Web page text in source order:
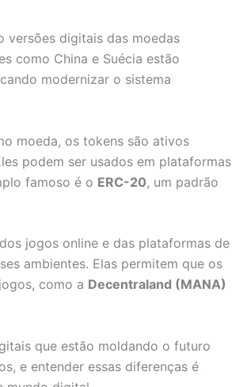
versões digitais das moedas
como China e Suécia estão
modernizar o sistema
moeda, os tokens são ativos
podem ser usados em plataformas
famoso é o ERC-20, um padrão
jogos online e das plataformas de
ambientes. Elas permitem que os
como a Decentraland (MANA)
que estão moldando o futuro
e entender essas diferenças é